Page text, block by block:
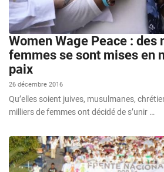
Women Wage Peace : des
femmes se sont mises en
paix
26 décembre 2016
Qu’elles soient juives, musulmanes,
milliers de femmes ont décidé de s’unir …